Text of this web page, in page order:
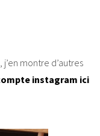
j’en montre d’autres
instagram ici